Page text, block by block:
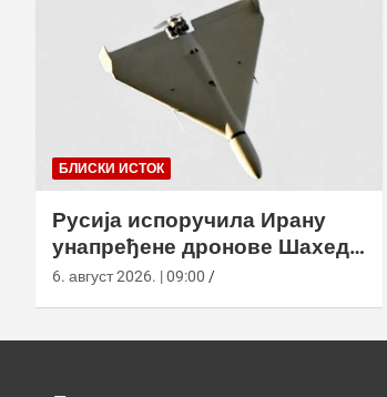
БЛИСКИ ИСТОК
Русија испоручила Ирану
унапређене дронове Шахед
усред удара на америчке
6. август 2026. | 09:00